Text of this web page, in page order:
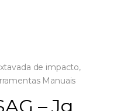
de impacto,
Manuais
– Jg